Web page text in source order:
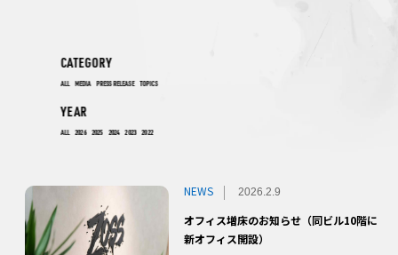
CATEGORY
ALL MEDIA PRESS RELEASE TOPICS
YEAR
ALL 2026 2025 2024 2023 2022
NEWS 2026.2.9
オフィス増床のお知らせ（同ビル10階に
新オフィス開設）